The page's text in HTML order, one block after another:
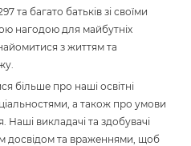
та багато батьків зі своїми
нагодою для майбутніх
з життям та
більше про наші освітні
а також про умови
Наші викладачі та здобувачі
досвідом та враженнями, щоб